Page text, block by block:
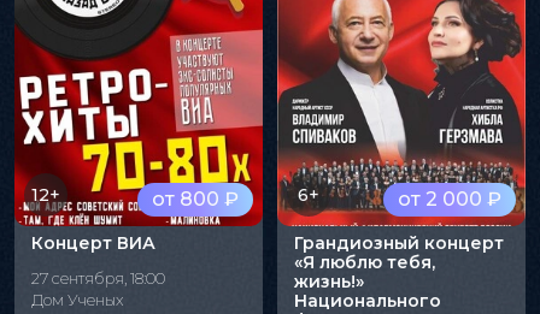
от 800 ₽
12+
Концерт ВИА
27 сентября, 18:00
Дом Ученых
от 2 000 ₽
6+
Грандиозный концерт
«Я люблю тебя,
жизнь!»
Национального